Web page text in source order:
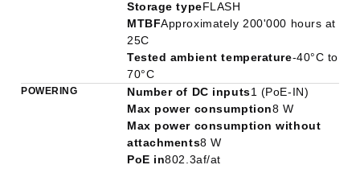
Storage typeFLASH
MTBFApproximately 200'000 hours at
25C
Tested ambient temperature-40°C to
70°C
POWERING Number of DC inputs1 (PoE-IN)
Max power consumption8 W
Max power consumption without
attachments8 W
PoE in802.3af/at